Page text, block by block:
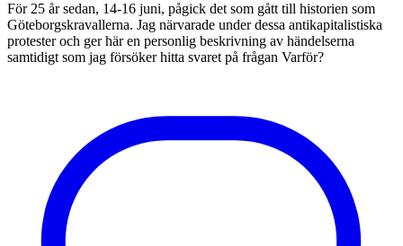
För 25 år sedan, 14-16 juni, pågick det som gått till historien som
Göteborgskravallerna. Jag närvarade under dessa antikapitalistiska
protester och ger här en personlig beskrivning av händelserna
samtidigt som jag försöker hitta svaret på frågan Varför?